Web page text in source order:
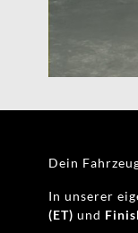
Dein
In unserer
(ET) und